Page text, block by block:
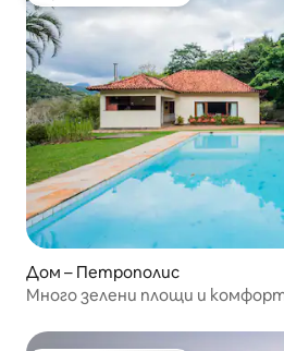
Дом – Петрополис
Много зелени площи и